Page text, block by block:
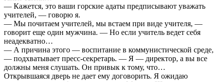
— Кажется, это ваши горские адаты предписывают уважать
учителей, — говорю я.
— Мы почитаем учителей, мы встаем при виде учителя, —
говорит еще один мужчина. — Но если учитель ведет себя
неадекватно…
— А причина этого — воспитание в коммунистической среде,
— подхватывает пресс-секретарь. — Я — директор, а вы все
должны меня слушать. Он привык к тому, что…
Открывшаяся дверь не дает ему договорить. Я ожидаю